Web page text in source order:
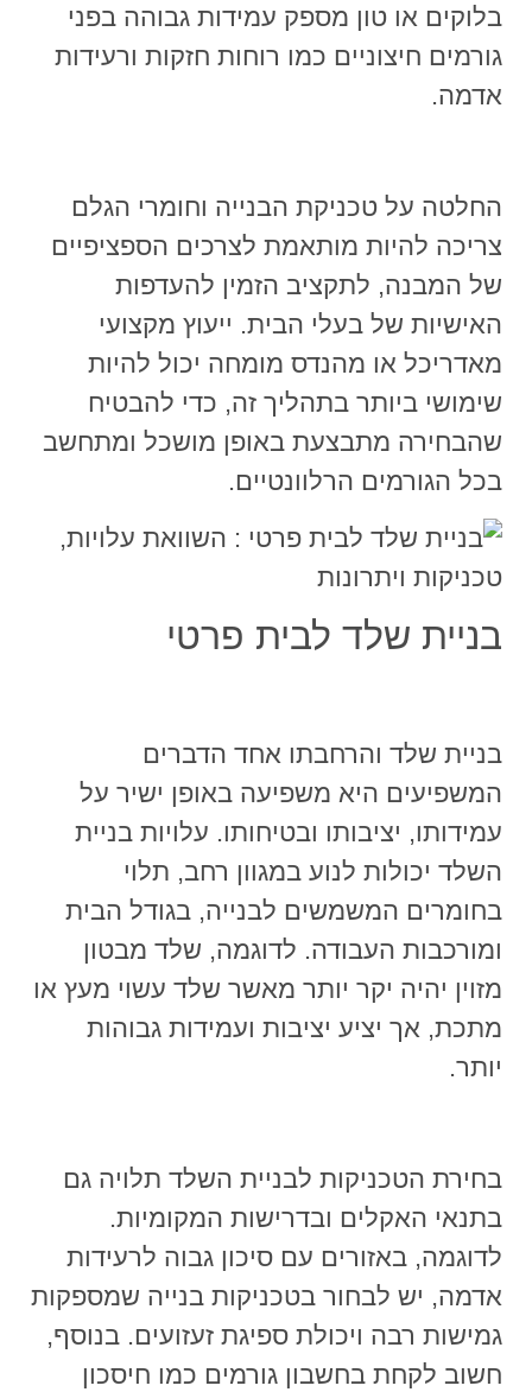
בלוקים או טון מספק עמידות גבוהה בפני
גורמים חיצוניים כמו רוחות חזקות ורעידות
אדמה.
החלטה על טכניקת הבנייה וחומרי הגלם
צריכה להיות מותאמת לצרכים הספציפיים
של המבנה, לתקציב הזמין להעדפות
האישיות של בעלי הבית. ייעוץ מקצועי
מאדריכל או מהנדס מומחה יכול להיות
שימושי ביותר בתהליך זה, כדי להבטיח
שהבחירה מתבצעת באופן מושכל ומתחשב
בכל הגורמים הרלוונטיים.
בניית שלד לבית פרטי
בניית שלד והרחבתו אחד הדברים
המשפיעים היא משפיעה באופן ישיר על
עמידותו, יציבותו ובטיחותו. עלויות בניית
השלד יכולות לנוע במגוון רחב, תלוי
בחומרים המשמשים לבנייה, בגודל הבית
ומורכבות העבודה. לדוגמה, שלד מבטון
מזוין יהיה יקר יותר מאשר שלד עשוי מעץ או
מתכת, אך יציע יציבות ועמידות גבוהות
יותר.
בחירת הטכניקות לבניית השלד תלויה גם
בתנאי האקלים ובדרישות המקומיות.
לדוגמה, באזורים עם סיכון גבוה לרעידות
אדמה, יש לבחור בטכניקות בנייה שמספקות
גמישות רבה ויכולת ספיגת זעזועים. בנוסף,
חשוב לקחת בחשבון גורמים כמו חיסכון